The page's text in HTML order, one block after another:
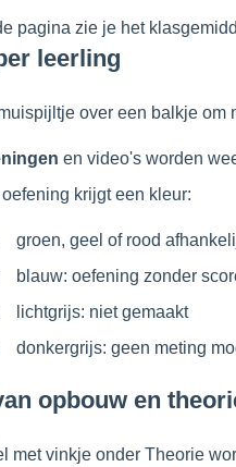
pagina zie je het
leerling
over een balkje om
en video's worden
krijgt een kleur:
groen, geel of rood
blauw: oefening zonder
lichtgrijs: niet gemaakt
donkergrijs: geen meting
opbouw en
met vinkje onder Theorie